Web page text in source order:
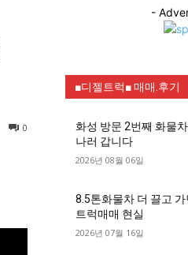
0
-
■디젤트럭■ 매매.후기
화성 방문 2번째 화물
나러 갑니다
2026년 08월 06일
8.5톤화물차 더 끌고
트럭매매 현실
2026년 07월 16일